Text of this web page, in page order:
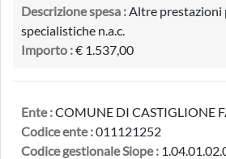
Descrizione spesa :Altre prestazioni
specialistiche n.a.c.
Importo :€ 1.537,00
Ente :COMUNE DI CASTIGLIONE
Codice ente :011121252
Codice gestionale Siope :